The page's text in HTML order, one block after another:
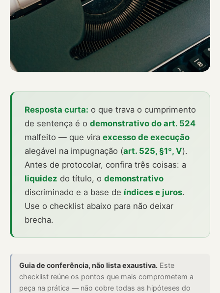
Resposta curta: o que trava o cumprimento
de sentença é o demonstrativo do art. 524
malfeito — que vira excesso de execução
alegável na impugnação (art. 525, §1º, V).
Antes de protocolar, confira três coisas: a
liquidez do título, o demonstrativo
discriminado e a base de índices e juros.
Use o checklist abaixo para não deixar
brecha.
Guia de conferência, não lista exaustiva. Este
checklist reúne os pontos que mais comprometem a
peça na prática — não cobre todas as hipóteses do